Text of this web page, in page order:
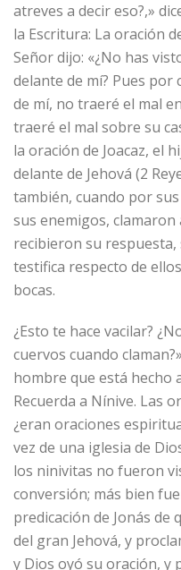
atreves a decir eso?,»
la Escritura: La oración
Señor dijo: «¿No has
delante de mí? Pues
de mí, no traeré el mal
traeré el mal sobre su
la oración de Joacaz, el
delante de Jehová (2
también, cuando por
sus enemigos,
recibieron su
testifica respecto de
bocas.
¿Esto te hace vacilar?
cuervos cuando
hombre que está hecho
Recuerda a Nínive. Las
¿eran oraciones
vez de una iglesia de
los ninivitas no fueron
conversión; más bien
predicación de Jonás
del gran Jehová, y
y Dios oyó su oración,